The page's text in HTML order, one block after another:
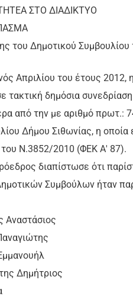
ΣΤΟ ΔΙΑΔΙΚΤΥΟ
του Δημοτικού Συμβουλίου
Απριλίου του έτους
δημόσια
από την με αριθμό πρωτ.:
Δήμου Σιθωνίας, η οποία
του Ν.3852/2010 (ΦΕΚ Α' 87).
διαπίστωσε ότι
Συμβούλων ήταν
Δημήτριος